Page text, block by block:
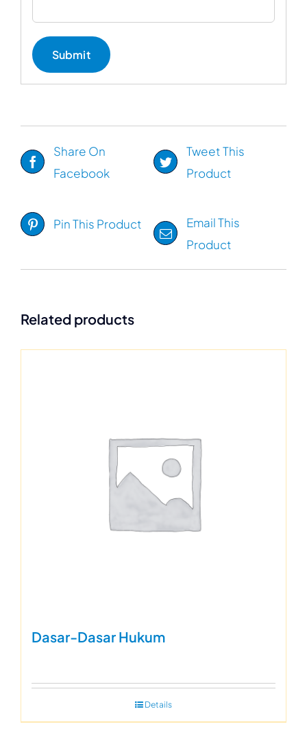
Share On
Facebook
Tweet This
Product
Pin This Product
Email This
Product
Related products
Dasar-Dasar Hukum
Details